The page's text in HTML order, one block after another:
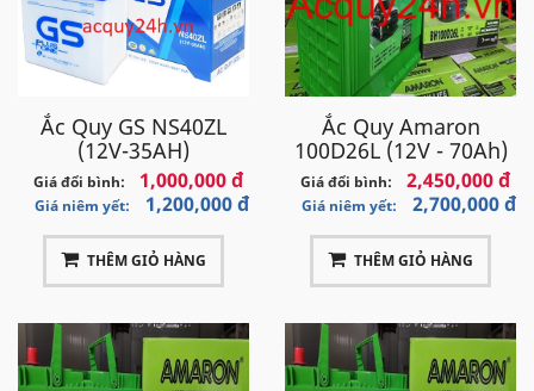
Ắc Quy GS NS40ZL
(12V-35AH)
Giá đổi bình: 1,000,000 đ
Giá niêm yết: 1,200,000 đ
THÊM GIỎ HÀNG
Ắc Quy Amaron
100D26L (12V - 70Ah)
Giá đổi bình: 2,450,000 đ
Giá niêm yết: 2,700,000 đ
THÊM GIỎ HÀNG